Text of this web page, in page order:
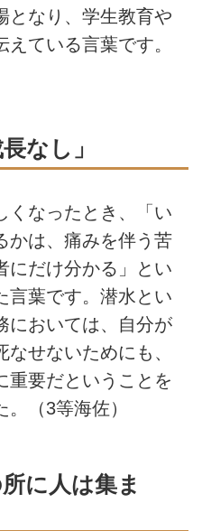
となり、学生教育や
ている言葉です。
なし」
なったとき、「い
かは、痛みを伴う苦
にだけ分かる」とい
言葉です。潜水とい
においては、自分が
せないためにも、
重要だということを
（3等海佐）
に人は集ま